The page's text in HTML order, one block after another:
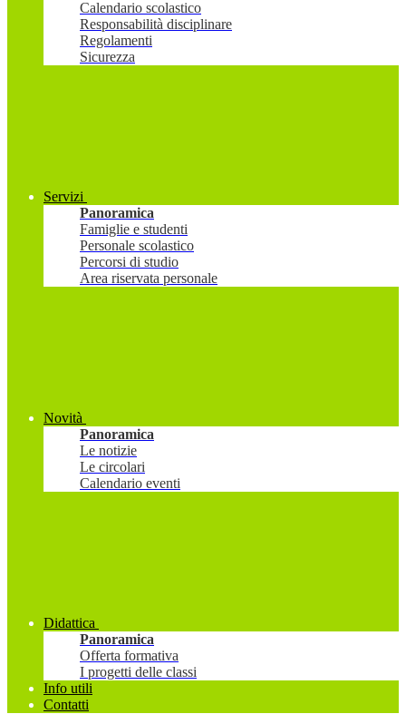
Calendario scolastico
Responsabilità disciplinare
Regolamenti
Sicurezza
Servizi
Panoramica
Famiglie e studenti
Personale scolastico
Percorsi di studio
Area riservata personale
Novità
Panoramica
Le notizie
Le circolari
Calendario eventi
Didattica
Panoramica
Offerta formativa
I progetti delle classi
Info utili
Contatti